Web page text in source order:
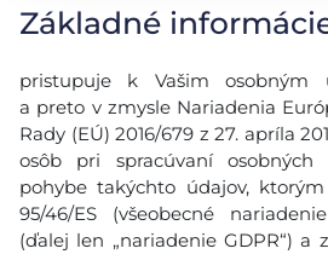
Základné
pristupuje k Vašim osobným
a preto v zmysle Nariadenia
Rady (EÚ) 2016/679 z 27. apríla
osôb pri spracúvaní
pohybe takýchto údajov,
95/46/ES (všeobecné
(ďalej len „nariadenie GDPR“) a